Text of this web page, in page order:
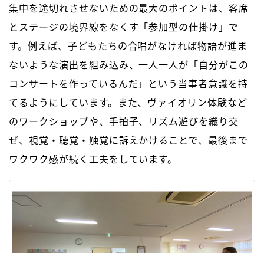
集中を途切れさせないための最大のポイントは、客席
とステージの境界線をなくす「参加型の仕掛け」で
す。例えば、子どもたちの合唱がなければ物語が進ま
ないような演出を組み込み、一人一人が「自分がこの
コンサートを作っているんだ」という当事者意識を持
てるようにしています。また、ヴァイオリン体験など
のワークショップや、手拍子、リズム遊びを織り交
ぜ、視覚・聴覚・触覚に訴えかけることで、最後まで
ワクワク感が続く工夫をしています。